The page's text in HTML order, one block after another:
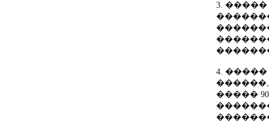
3.
4.
�����